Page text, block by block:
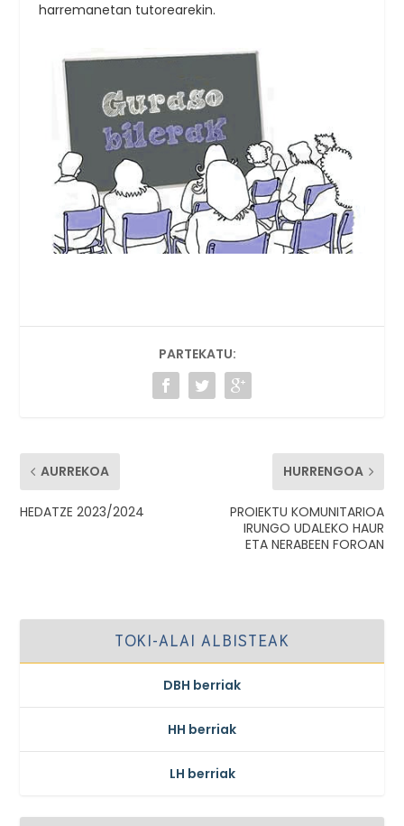
harremanetan tutorearekin.
PARTEKATU:
AURREKOA
HEDATZE 2023/2024
HURRENGOA
PROIEKTU KOMUNITARIOA
IRUNGO UDALEKO HAUR
ETA NERABEEN FOROAN
TOKI-ALAI ALBISTEAK
DBH berriak
HH berriak
LH berriak